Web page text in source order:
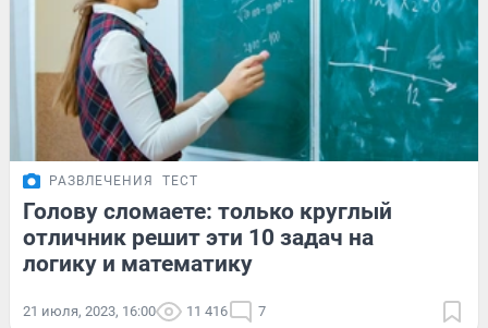
РАЗВЛЕЧЕНИЯ ТЕСТ
Голову сломаете: только круглый
отличник решит эти 10 задач на
логику и математику
21 июля, 2023, 16:00 11 416 7